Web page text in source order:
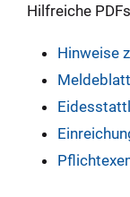
Hilfreiche
Hinweise